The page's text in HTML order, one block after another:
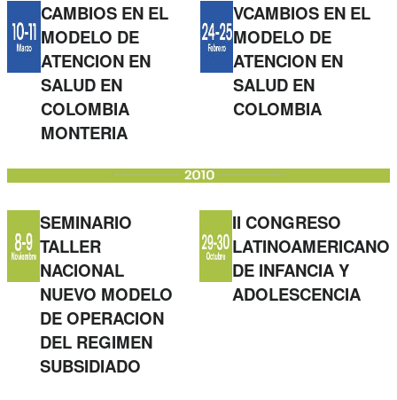
CAMBIOS EN EL
MODELO DE
ATENCION EN
SALUD EN
COLOMBIA
MONTERIA
VCAMBIOS EN EL
MODELO DE
ATENCION EN
SALUD EN
COLOMBIA
SEMINARIO
TALLER
NACIONAL
NUEVO MODELO
DE OPERACION
DEL REGIMEN
SUBSIDIADO
II CONGRESO
LATINOAMERICANO
DE INFANCIA Y
ADOLESCENCIA